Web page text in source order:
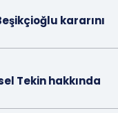
kararını
Tekin hakkında